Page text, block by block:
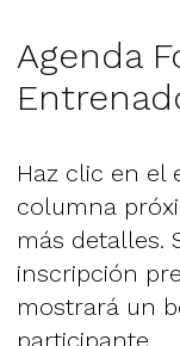
Agenda
Haz clic en el
columna
más detalles.
inscripción
mostrará un
participante.